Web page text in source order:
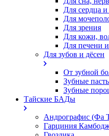
Для сердца и
Для
Для зрения
Для кожи,
Для печени и
Для зубов и дёсен
От зубной
Зубные
Зубные
Тайские БАДы
Андрографис (Фа
Гарциния